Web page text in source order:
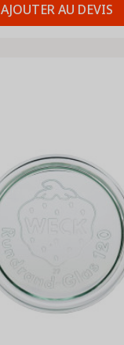
AJOUTER AU DEVIS